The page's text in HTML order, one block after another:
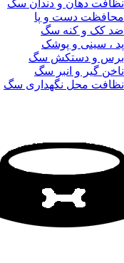
نظافت دهان و دندان سگ
محافظت دست و پا
ضد کک و کنه سگ
پد ، سینی و پوشک
برس و دستکش سگ
ناخن گیر و انبر سگ
نظافت محل نگهداری سگ